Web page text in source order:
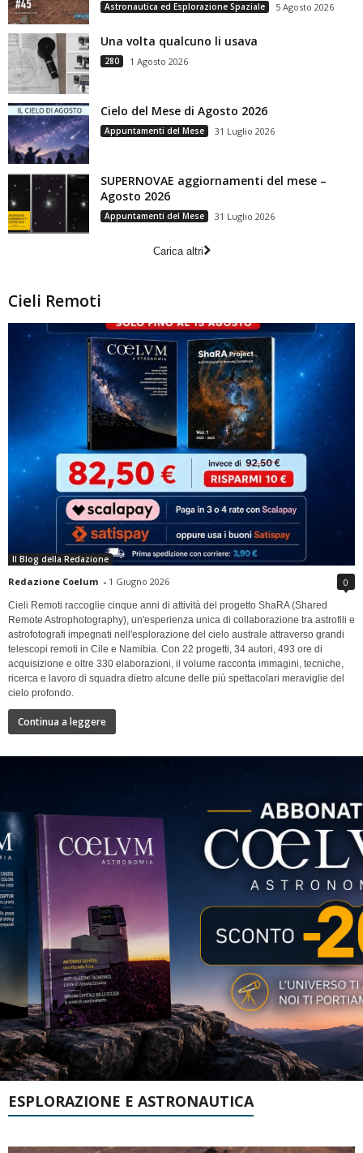
Astronautica ed Esplorazione Spaziale 5 Agosto 2026
Una volta qualcuno li usava
280 1 Agosto 2026
Cielo del Mese di Agosto 2026
Appuntamenti del Mese 31 Luglio 2026
SUPERNOVAE aggiornamenti del mese –
Agosto 2026
Appuntamenti del Mese 31 Luglio 2026
Carica altri
Cieli Remoti
Il Blog della Redazione
Redazione Coelum - 1 Giugno 2026 0
Cieli Remoti raccoglie cinque anni di attività del progetto ShaRA (Shared
Remote Astrophotography), un'esperienza unica di collaborazione tra astrofili e
astrofotografi impegnati nell'esplorazione del cielo australe attraverso grandi
telescopi remoti in Cile e Namibia. Con 22 progetti, 34 autori, 493 ore di
acquisizione e oltre 330 elaborazioni, il volume racconta immagini, tecniche,
ricerca e lavoro di squadra dietro alcune delle più spettacolari meraviglie del
cielo profondo.
Continua a leggere
ESPLORAZIONE E ASTRONAUTICA